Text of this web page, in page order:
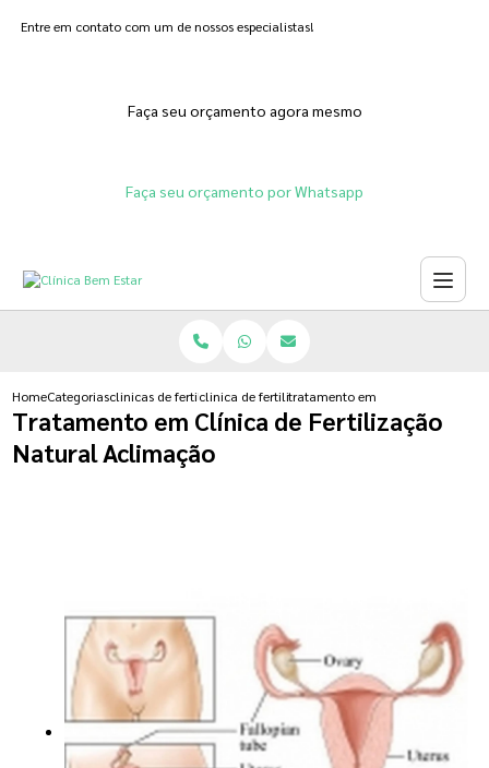
Entre em contato com um de nossos especialistas!
Faça seu orçamento agora mesmo
Faça seu orçamento por Whatsapp
HomeCategoriasclinicas de fertilizacoesclinica de fertilizacao feminina
tratamento em clinica de
Tratamento em Clínica de Fertilização
Natural Aclimação